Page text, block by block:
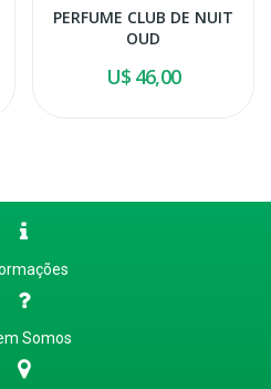
PERFUME CLUB DE NUIT
OUD
U$ 46,00
Somos